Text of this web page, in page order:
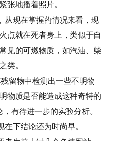
张地播着照片。
从现在掌握的情况来看，现
点就在死者身上，类似于自
见的可燃物质，如汽油、柴
类。
留物中检测出一些不明物
物质是否能造成这种奇特的
有待进一步的实验分析。
在下结论还为时尚早。